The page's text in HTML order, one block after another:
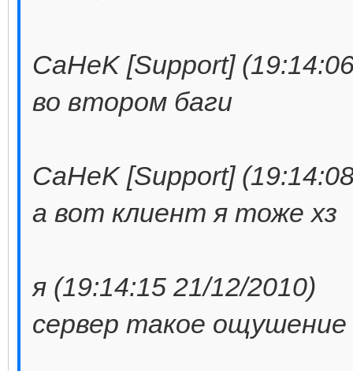
CaHeK [Support]
во втором баги
CaHeK [Support]
а вот клиент я тоже хз
я (19:14:15 21/12/2010)
сервер такое ощушение